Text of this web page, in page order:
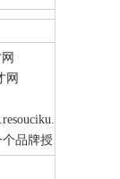
网
商标授权网站shangbiaoshouquan.com-八喜有上线了一个品牌授权的行业网站